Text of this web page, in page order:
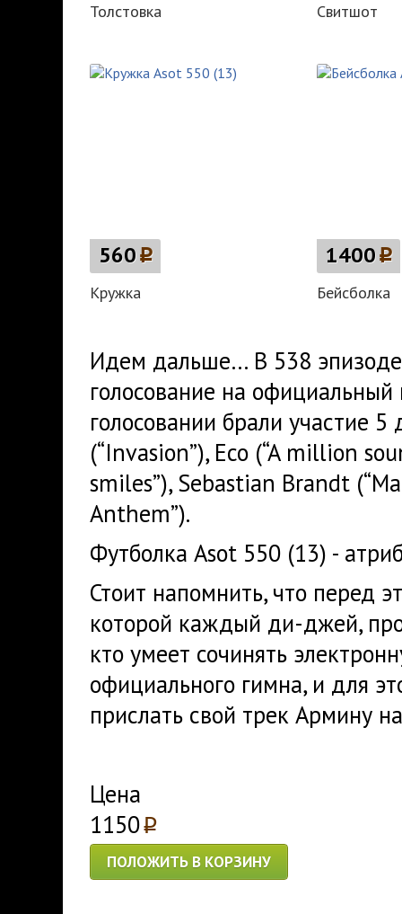
Толстовка Свитшот
560p
Кружка
1400p
Бейсболка
Идем дальше… В 538
голосование на
голосовании брали участие
(“Invasion”), Eco (“A million
smiles”), Sebastian Brandt
Anthem”).
Футболка Asot 550 (13) -
Стоит напомнить, что перед
которой каждый ди-джей,
кто умеет сочинять
официального гимна, и для
прислать свой трек Армину
Цена
1150p
ПОЛОЖИТЬ В КОРЗИНУ